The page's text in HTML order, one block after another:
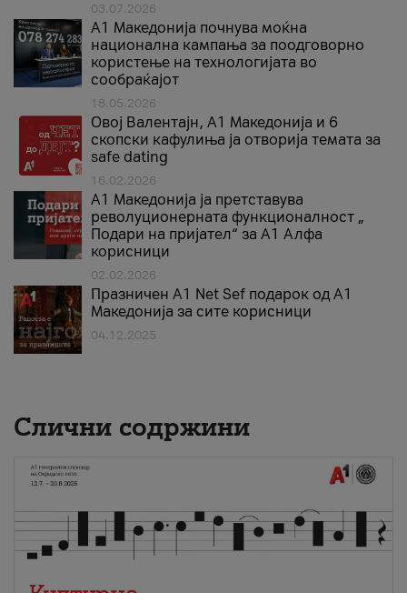
03.07.2026
A1 Македонија почнува моќна
национална кампања за поодговорно
користење на технологијата во
сообраќајот
18.05.2026
Овој Валентајн, A1 Македонија и 6
скопски кафулиња ја отворија темата за
safe dating
16.02.2026
А1 Македонија ја претставува
револуционерната функционалност „
Подари на пријател“ за А1 Алфа
корисници
02.02.2026
Празничен A1 Net Sеf подарок од А1
Македонија за сите корисници
04.12.2025
Слични содржини